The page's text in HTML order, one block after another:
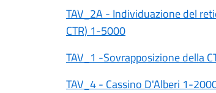
TAV_2A - Individuazione del
CTR) 1-5000
TAV_1 -Sovrapposizione della
TAV_4 - Cassino D'Alberi 1-